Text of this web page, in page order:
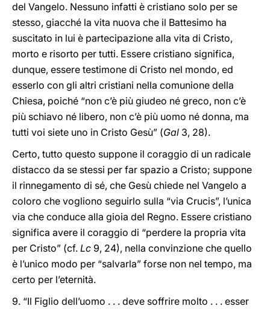
del Vangelo. Nessuno infatti è cristiano solo per se
stesso, giacché la vita nuova che il Battesimo ha
suscitato in lui è partecipazione alla vita di Cristo,
morto e risorto per tutti. Essere cristiano significa,
dunque, essere testimone di Cristo nel mondo, ed
esserlo con gli altri cristiani nella comunione della
Chiesa, poiché “non c’è più giudeo né greco, non c’è
più schiavo né libero, non c’è più uomo né donna, ma
tutti voi siete uno in Cristo Gesù” (Gal 3, 28).
Certo, tutto questo suppone il coraggio di un radicale
distacco da se stessi per far spazio a Cristo; suppone
il rinnegamento di sé, che Gesù chiede nel Vangelo a
coloro che vogliono seguirlo sulla “via Crucis”, l’unica
via che conduce alla gioia del Regno. Essere cristiano
significa avere il coraggio di “perdere la propria vita
per Cristo” (cf. Lc 9, 24), nella convinzione che quello
è l’unico modo per “salvarla” forse non nel tempo, ma
certo per l’eternità.
9. “Il Figlio dell’uomo . . . deve soffrire molto . . . esser